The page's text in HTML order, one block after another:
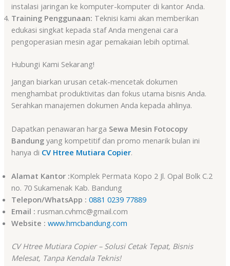
instalasi jaringan ke komputer-komputer di kantor Anda.
Training Penggunaan: Teknisi kami akan memberikan
edukasi singkat kepada staf Anda mengenai cara
pengoperasian mesin agar pemakaian lebih optimal.
Hubungi Kami Sekarang!
Jangan biarkan urusan cetak-mencetak dokumen
menghambat produktivitas dan fokus utama bisnis Anda.
Serahkan manajemen dokumen Anda kepada ahlinya.
Dapatkan penawaran harga Sewa Mesin Fotocopy
Bandung yang kompetitif dan promo menarik bulan ini
hanya di CV Htree Mutiara Copier.
Alamat Kantor :Komplek Permata Kopo 2 Jl. Opal Bolk C.2
no. 70 Sukamenak Kab. Bandung
Telepon/WhatsApp : 0881 0239 77889
Email : rusman.cvhmc@gmail.com
Website : www.hmcbandung.com
CV Htree Mutiara Copier – Solusi Cetak Tepat, Bisnis
Melesat, Tanpa Kendala Teknis!